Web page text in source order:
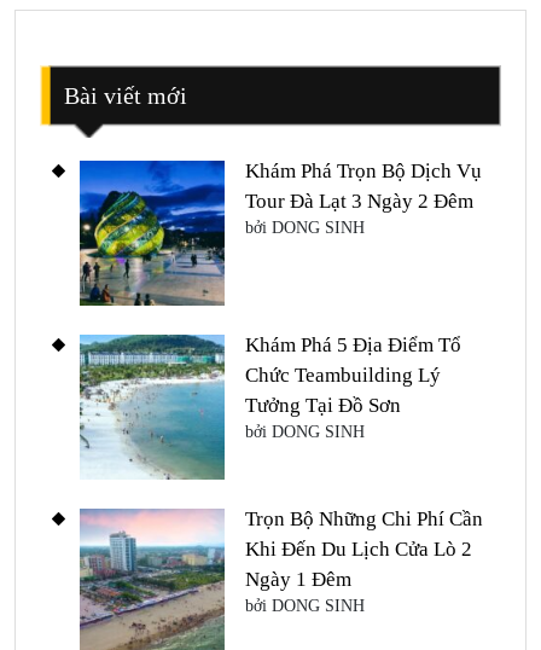
Bài viết mới
Khám Phá Trọn Bộ Dịch Vụ
Tour Đà Lạt 3 Ngày 2 Đêm
bởi DONG SINH
Khám Phá 5 Địa Điểm Tổ
Chức Teambuilding Lý
Tưởng Tại Đồ Sơn
bởi DONG SINH
Trọn Bộ Những Chi Phí Cần
Khi Đến Du Lịch Cửa Lò 2
Ngày 1 Đêm
bởi DONG SINH